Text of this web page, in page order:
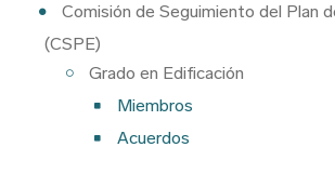
Comisión de Seguimiento del Plan
(CSPE)
Grado en Edificación
Miembros
Acuerdos